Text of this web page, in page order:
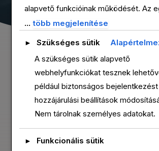
DAVID NICKY
alapvető funkcióinak működését. Az
sütikategóriákról részletes információt
böngészőjében kerülnek tárolásra,
elengedhetetlenek az oldal alapvető
működéséhez. Ezek a sütik a GDPR
nem igényelnek hozzájárulást.
származó sütiket is használunk a
forgalmának elemzésére, a beállítások
megjegyzésére, valamint a releváns
hirdetések megjelenítésére. Ezek csak
...több megjelenítése
► Szükséges sütik
A szükséges sütik alapvető
webhelyfunkciókat tesznek
például biztonságos
hozzájárulási beállítások
Nem tárolnak személyes adatokat.
►
Funkcionális sütik